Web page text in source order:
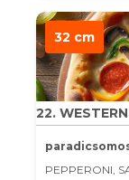
32 cm
22. WESTERN
PEPPERONI,